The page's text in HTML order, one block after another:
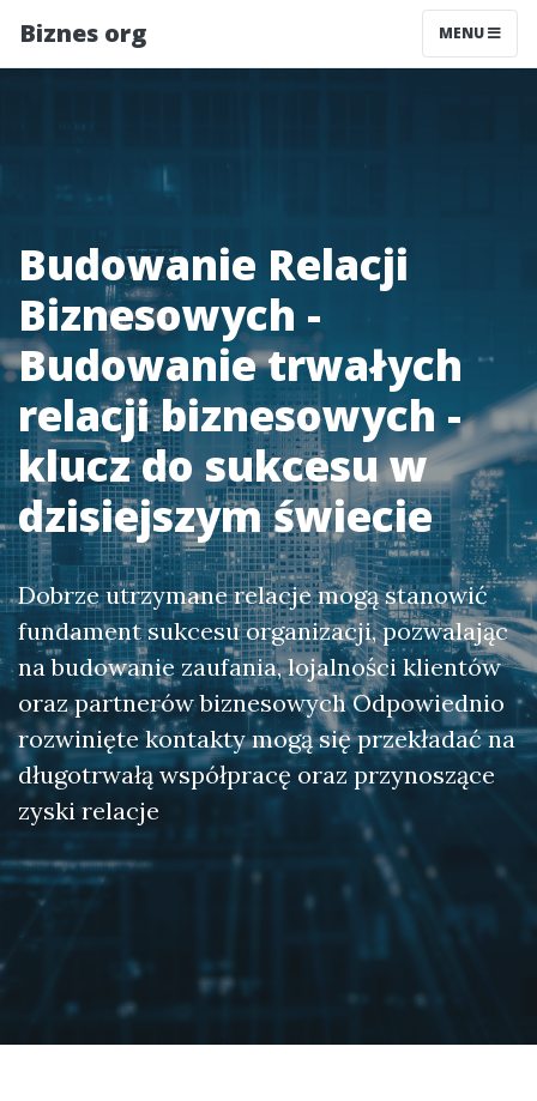
Biznes org MENU
Budowanie Relacji
Biznesowych -
Budowanie trwałych
relacji biznesowych -
klucz do sukcesu w
dzisiejszym świecie
Dobrze utrzymane relacje mogą stanowić
fundament sukcesu organizacji, pozwalając
na budowanie zaufania, lojalności klientów
oraz partnerów biznesowych Odpowiednio
rozwinięte kontakty mogą się przekładać na
długotrwałą współpracę oraz przynoszące
zyski relacje